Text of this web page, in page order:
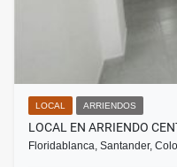
LOCAL ARRIENDOS
LOCAL EN ARRIENDO
Floridablanca, Santander,